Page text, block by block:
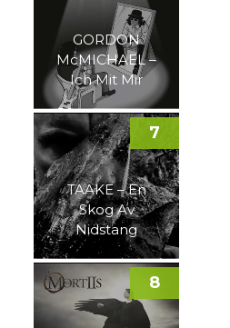
GORDON
McMICHAEL –
Ich Mit Mir
TAAKE – En
Skog Av
Nidstang
7
8